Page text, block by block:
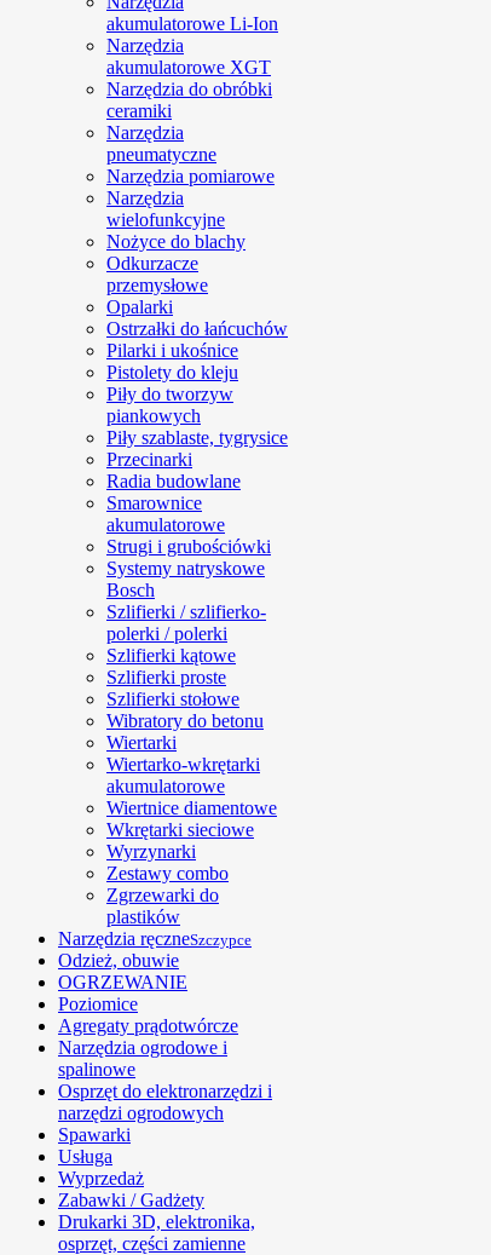
akumulatorowe Li-Ion
Narzędzia
akumulatorowe XGT
Narzędzia do obróbki
ceramiki
Narzędzia
pneumatyczne
Narzędzia pomiarowe
Narzędzia
wielofunkcyjne
Nożyce do blachy
Odkurzacze
przemysłowe
Opalarki
Ostrzałki do łańcuchów
Pilarki i ukośnice
Pistolety do kleju
Piły do tworzyw
piankowych
Piły szablaste, tygrysice
Przecinarki
Radia budowlane
Smarownice
akumulatorowe
Strugi i grubościówki
Systemy natryskowe
Bosch
Szlifierki / szlifierko-
polerki / polerki
Szlifierki kątowe
Szlifierki proste
Szlifierki stołowe
Wibratory do betonu
Wiertarki
Wiertarko-wkrętarki
akumulatorowe
Wiertnice diamentowe
Wkrętarki sieciowe
Wyrzynarki
Zestawy combo
Zgrzewarki do
plastików
Narzędzia ręczneSzczypce
Odzież, obuwie
OGRZEWANIE
Poziomice
Agregaty prądotwórcze
Narzędzia ogrodowe i
spalinowe
Osprzęt do elektronarzędzi i
narzędzi ogrodowych
Spawarki
Usługa
Wyprzedaż
Zabawki / Gadżety
Drukarki 3D, elektronika,
osprzęt, części zamienne